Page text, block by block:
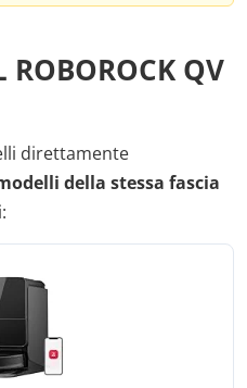
ROBOROCK QV
direttamente
della stessa fascia